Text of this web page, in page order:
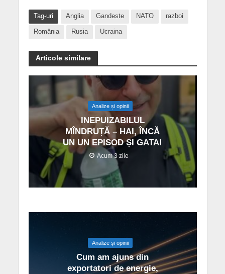
Tag-uri Anglia Gandeste NATO razboi
România Rusia Ucraina
Articole similare
Analize și opinii
INEPUIZABILUL
MÎNDRUȚĂ – HAI, ÎNCĂ
UN UN EPISOD ȘI GATA!
Acum 3 zile
Analize și opinii
Cum am ajuns din
exportatori de energie,